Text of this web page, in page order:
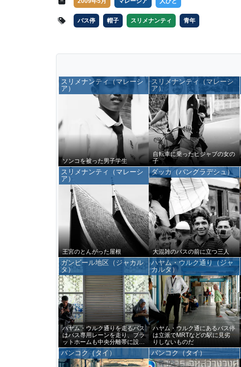
バス停 帽子 スリメナンティ 青年
スリメナンティ（マレーシ
ア）
ソンコを被った男子学生
スリメナンティ（マレーシ
ア）
自転車に乗ったヒジャブの女の
子
スリメナンティ（マレーシ
ア）
王宮のとんがった屋根
ダッカ（バングラデシュ）
大混雑のバスの前に立つ三人
ガンビール地区（ジャカル
タ）
ハヤム・ウルク通りを走るバス
はバス専用レーンを走り、プラ
ットホームも中央分離帯に設け
られていた
ハヤム・ウルク通り（ジャ
カルタ）
ハヤム・ウルク通にあるバス停
は立派でMRTなどの駅に見劣
りしないものだ
バンコク（タイ） バンコク（タイ）